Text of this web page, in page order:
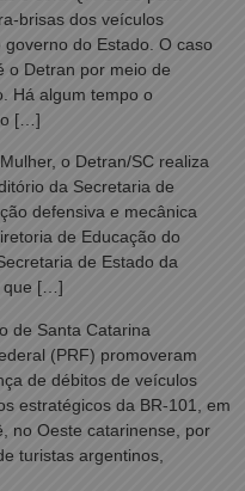
brisas dos veículos
do Estado. O caso
o Detran por meio de
Há algum tempo o
[…]
o Detran/SC realiza
da Secretaria de
defensiva e mecânica
de Educação do
de Estado da
que […]
de Santa Catarina
(PRF) promoveram
de débitos de veículos
estratégicos da BR-101, em
no Oeste catarinense, por
turistas argentinos,